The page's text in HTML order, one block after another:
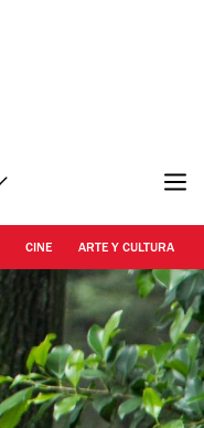
CINE ARTE Y CULTURA